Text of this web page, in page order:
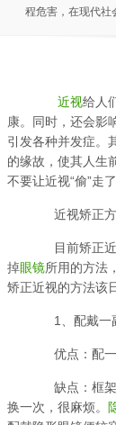
程危害，在现代社
近视给人
康。同时，还会影
引发各种并发症。
的缘故，使其人生
不要让近视“偷”走
近视矫正方
目前矫正近
掉眼镜所用的方法
矫正近视的方法该
1、配戴一
优点：配一
缺点：框架
换一次，很麻烦。